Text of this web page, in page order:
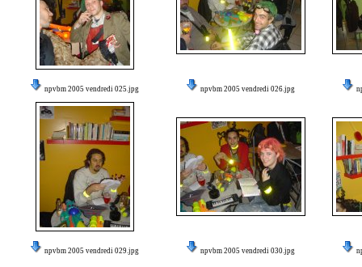
npvbm 2005 vendredi 025.jpg npvbm 2005 vendredi 026.jpg
npvbm 2005 vendredi 029.jpg npvbm 2005 vendredi 030.jpg